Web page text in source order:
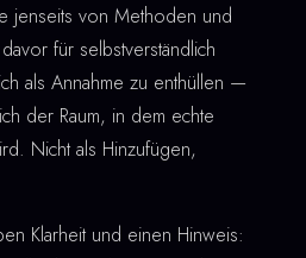
jenseits von Methoden und
für selbstverständlich
als Annahme zu enthüllen —
der Raum, in dem echte
Nicht als Hinzufügen,
Klarheit und einen Hinweis: